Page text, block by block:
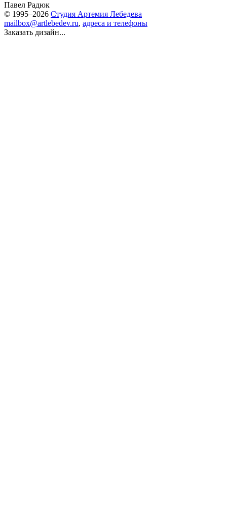
Павел Радюк
© 1995–2026 Студия Артемия Лебедева
mailbox@artlebedev.ru, адреса и телефоны
Заказать дизайн...